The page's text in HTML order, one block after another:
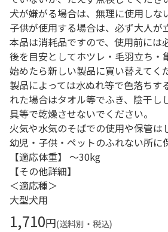
犬が嫌がる場合は、無理に使用しな
子供が使用する場合は、必ず大人が
本品は消耗品ですので、使用前には
後を目安としてホツレ・毛羽立ち・
始めたら新しい製品に買い替えてく
製品によっては水ぬれ等で色落ちす
れた場合はタオル等でふき、陰干し
具等で乾燥させないでください。
火気や水気のそばでの使用や保管は
幼児・子供・ペットのふれない所に
【適応体重】 ～30kg
【その他詳細】
＜適応種＞
大型犬用
1,710円(送料別・税込)